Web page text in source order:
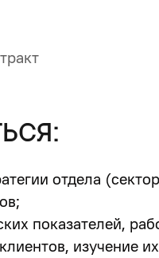
отдела
показателей,
изучение